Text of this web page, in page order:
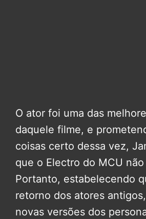
O ator foi uma das
daquele filme, e
coisas certo dessa vez,
que o Electro do MCU
Portanto, estabelecendo
retorno dos atores
novas versões dos